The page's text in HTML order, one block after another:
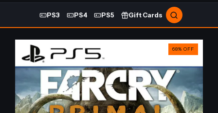
PS3 PS4 PS5 Gift Cards
68% OFF